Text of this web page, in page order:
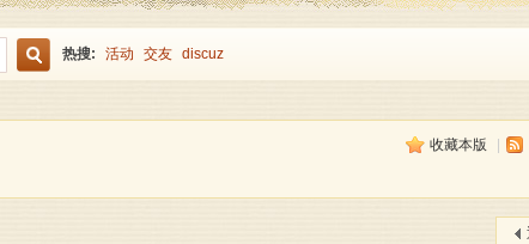
热搜: 活动 交友 discuz
收藏本版